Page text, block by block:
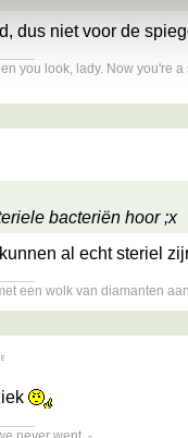
dus niet voor de
you look, lady. Now you're a
bacteriën hoor ;x
al echt steriel
een wolk van diamanten